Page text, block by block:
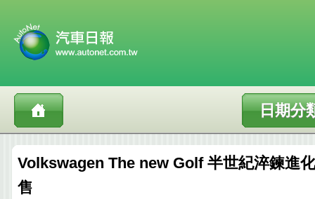
日期分
Volkswagen The new Golf 半世紀淬鍊進
售